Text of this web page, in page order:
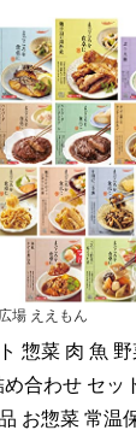
場 ええもん
惣菜 肉 魚
合わせ セッ
お惣菜 常温